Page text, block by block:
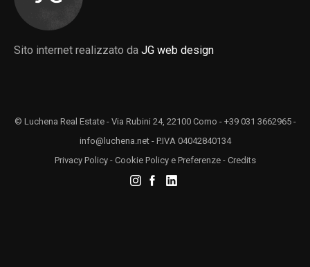
Sito internet realizzato da JG web design
© Luchena Real Estate - Via Rubini 24, 22100 Como - +39 031 3662965 -
info@luchena.net- P.IVA 04042840134
Privacy Policy- Cookie Policye Preferenze- Credits